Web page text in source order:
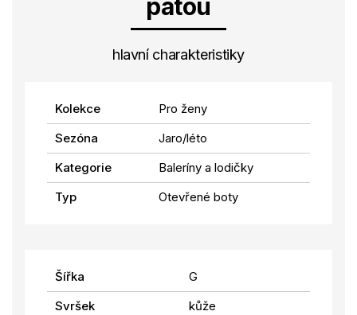
patou
hlavní charakteristiky
Kolekce
Pro ženy
Sezóna
Jaro/léto
Kategorie
Baleríny a lodičky
Typ
Otevřené boty
Šířka
G
Svršek
kůže